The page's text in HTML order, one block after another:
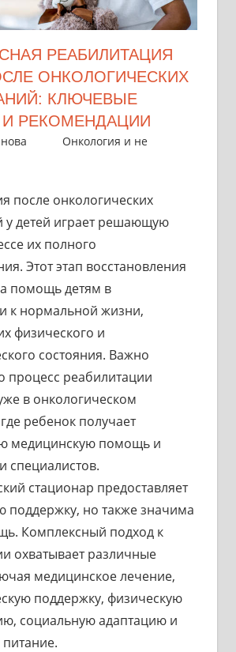
РЕАБИЛИТАЦИЯ
ОНКОЛОГИЧЕСКИХ
КЛЮЧЕВЫЕ
РЕКОМЕНДАЦИИ
Онкология и не
после онкологических
у детей играет решающую
их полного
Этот этап восстановления
помощь детям в
к нормальной жизни,
физического и
состояния. Важно
процесс реабилитации
в онкологическом
ребенок получает
медицинскую помощь и
специалистов.
стационар предоставляет
поддержку, но также значима
Комплексный подход к
охватывает различные
медицинское лечение,
поддержку, физическую
социальную адаптацию и